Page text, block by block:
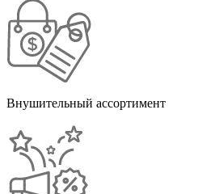
Внушительный ассортимент